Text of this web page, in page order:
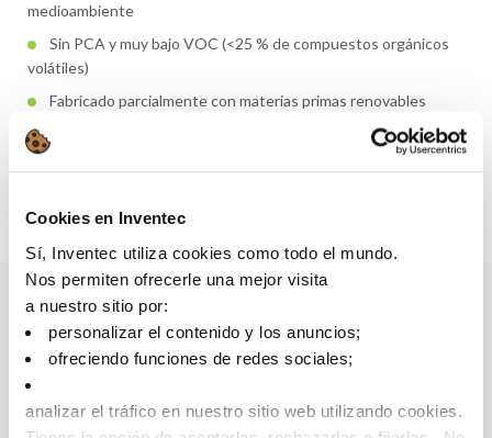
Cookies en Inventec
Sí, Inventec utiliza cookies como todo el mundo.
Nos permiten ofrecerle una mejor visita
a nuestro sitio por:
personalizar el contenido y los anuncios;
ofreciendo funciones de redes sociales;
analizar el tráfico en nuestro sitio web utilizando cookies.
medioambiente
Sin PCA y muy bajo VOC (<25 % de compuestos orgánicos
volátiles)
Fabricado parcialmente con materias primas renovables
Descubra más sobre Greenway
Beneficios
RENDIMIENTO